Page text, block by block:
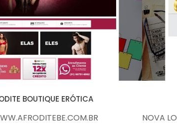
BOUTIQUE ERÓTICA
BOUTIQUE ERÓTICA
NOVA